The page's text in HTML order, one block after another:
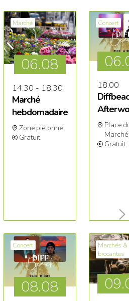
Marché
06.08
14:30 - 18:30
Marché
hebdomadaire
Zone piétonne
Gratuit
Concert
06.
18:00
Place
Marché
Gratuit
Concert
08.08
Marchés &
brocantes
09